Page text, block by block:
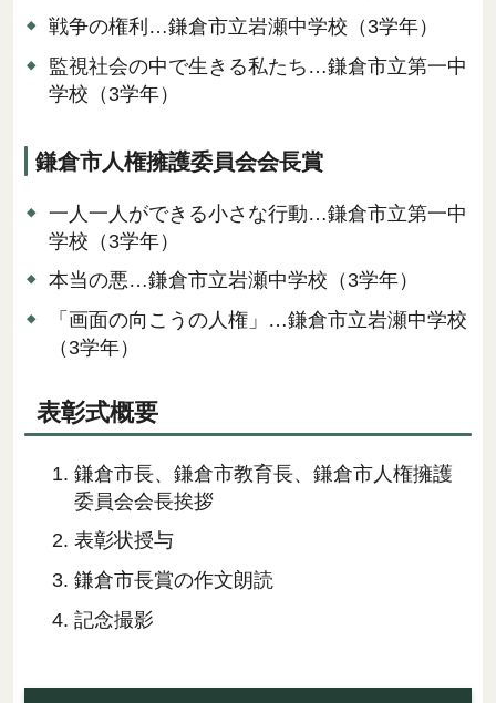
戦争の権利…鎌倉市立岩瀬中学校（3学年）
監視社会の中で生きる私たち…鎌倉市立第一中
学校（3学年）
鎌倉市人権擁護委員会会長賞
一人一人ができる小さな行動…鎌倉市立第一中
学校（3学年）
本当の悪…鎌倉市立岩瀬中学校（3学年）
「画面の向こうの人権」…鎌倉市立岩瀬中学校
（3学年）
表彰式概要
鎌倉市長、鎌倉市教育長、鎌倉市人権擁護
委員会会長挨拶
表彰状授与
鎌倉市長賞の作文朗読
記念撮影